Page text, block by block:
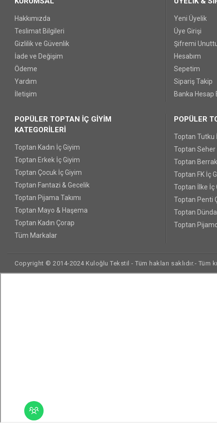
Hakkımızda
Teslimat Bilgileri
Gizlilik ve Güvenlik
İade ve Değişim
Ödeme
Yardım
İletişim
Yeni Üyelik
Üye Girişi
Şifremi
Hesabım
Sepetim
Sipariş Takip
Banka Hesap
POPÜLER TOPTAN İÇ GİYİM
KATEGORİLERİ
Toptan Kadın İç Giyim
Toptan Erkek İç Giyim
Toptan Çocuk İç Giyim
Toptan Fantazi & Gecelik
Toptan Pijama Takımı
Toptan Mayo & Haşema
Toptan Kadın Çorap
Tüm Markalar
POPÜLER
Toptan Tutku
Toptan Seher
Toptan
Toptan FK İç
Toptan İlke İç
Toptan Penti
Toptan
Toptan
Copyright © 2014-2024 Kuloğlu Tekstil - Tüm hakları saklıdır.-